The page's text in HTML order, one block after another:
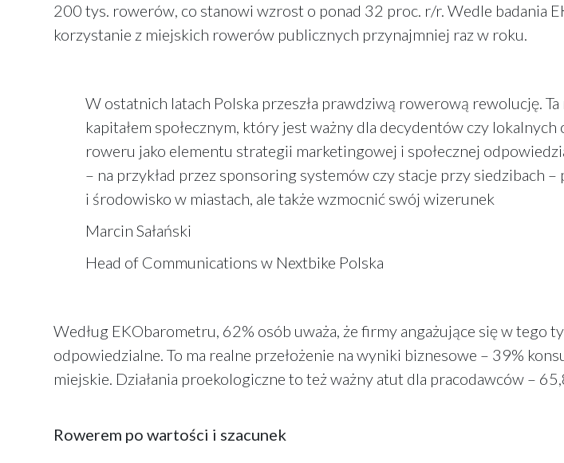
200 tys. rowerów, co stanowi wzrost o ponad 32 proc. r/r. Wedle badania
korzystanie z miejskich rowerów publicznych przynajmniej raz w roku.
W ostatnich latach Polska przeszła prawdziwą rowerową rewolucję.
kapitałem społecznym, który jest ważny dla decydentów czy
roweru jako elementu strategii marketingowej i społecznej
– na przykład przez sponsoring systemów czy stacje przy
i środowisko w miastach, ale także wzmocnić swój wizerunek
Marcin Sałański
Head of Communications w Nextbike Polska
Według EKObarometru, 62% osób uważa, że firmy angażujące się w tego
odpowiedzialne. To ma realne przełożenie na wyniki biznesowe – 39%
miejskie. Działania proekologiczne to też ważny atut dla pracodawców –
Rowerem po wartości i szacunek